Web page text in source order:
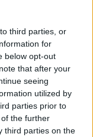
third parties, or
for
below opt-out
that after your
seeing
utilized by
parties prior to
the further
third parties on the
το μεγαλύτερο
χαρακτηρίζεται
στη
που έχει το
και